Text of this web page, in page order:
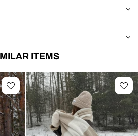
tamamlayıcı bir stil sunar.
ürün renginde ±1 ton farklılık görülebilir.
ITEMS